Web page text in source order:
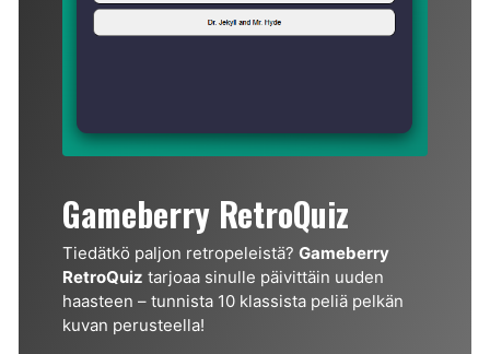
Gameberry RetroQuiz
Tiedätkö paljon retropeleistä? Gameberry
RetroQuiz tarjoaa sinulle päivittäin uuden
haasteen – tunnista 10 klassista peliä pelkän
kuvan perusteella!